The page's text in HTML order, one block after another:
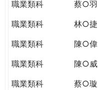
職業類科
蔡○羽
職業類科
林○捷
職業類科
陳○偉
職業類科
陳○威
職業類科
蔡○璇